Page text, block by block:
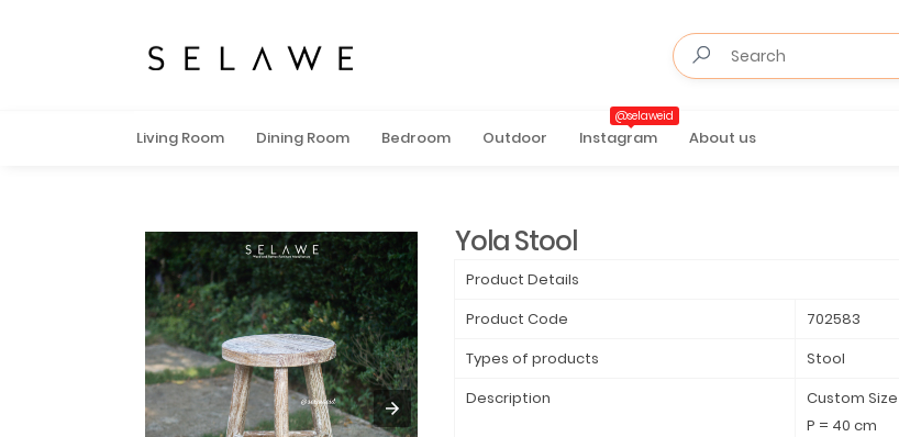
Living Room Dining Room Bedroom Outdoor Instagram
@selaweid
About us
Yola Stool
Product Details
Product Code
702583
Types of products
Stool
Description
Custom Size
P = 40 cm